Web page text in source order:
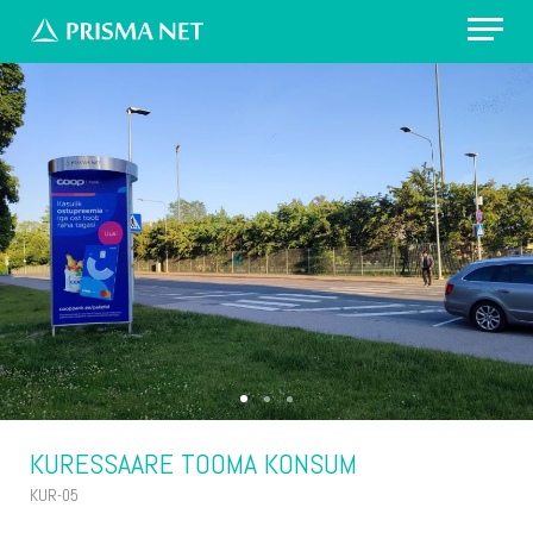
Erilahendus: värvikirevad prügikastid
Välireklaam Valimisteks
Vaata asukohti
Küsi pakkumist
KURESSAARE TOOMA KONSUM
KUR-05